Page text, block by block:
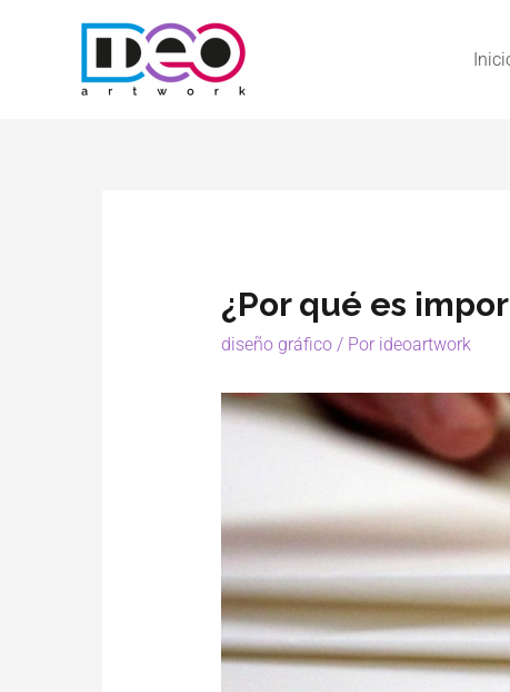
¿Por qué es
diseño gráfico/ Por ideoartwork